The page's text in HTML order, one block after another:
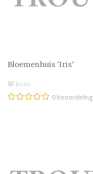
Bloemenhuis 'Iris'
Born
0 beoordeling